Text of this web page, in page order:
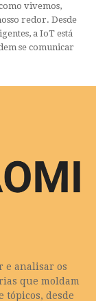
vivemos,
redor. Desde
a IoT está
se comunicar
e analisar os
que moldam
tópicos, desde